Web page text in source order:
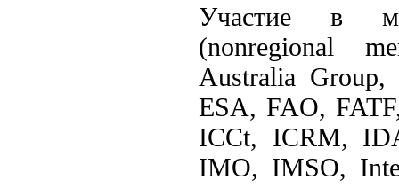
Участие в
(nonregional
Australia
ESA, FAO,
ICCt, ICRM,
IMO, IMSO,